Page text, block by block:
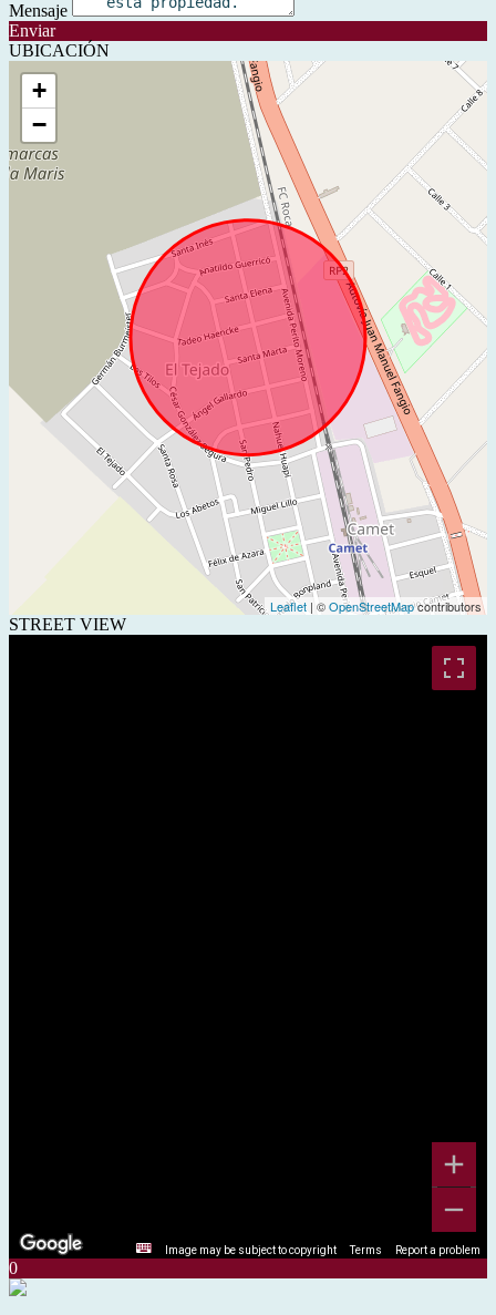
Mensaje
Enviar
UBICACIÓN
+
−
Leaflet | ©OpenStreetMapcontributors
STREET VIEW
Image may be subject to copyright Terms Report a problem
0